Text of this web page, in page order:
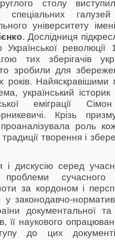
столу
спеціальних
університету
. Дослідниця
Української
тих зберігачів
зробили для
років. Найяскравішими
український
еміграції
Крізь
роль
творення і
дискусію серед
сучасного
за кордоном і
законодавчо-
документальної
її наукового
до цих